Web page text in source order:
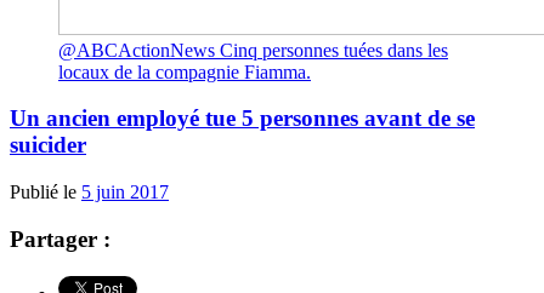
@ABCActionNews Cinq personnes tuées dans les
locaux de la compagnie Fiamma.
Un ancien employé tue 5 personnes avant de se
suicider
Publié le 5 juin 2017
Partager :